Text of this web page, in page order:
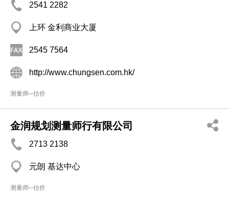
2541 2282
上环 金利商业大厦
2545 7564
http://www.chungsen.com.hk/
测量师─估价
金润规划测量师行有限公司
2713 2138
元朗 基达中心
测量师─估价